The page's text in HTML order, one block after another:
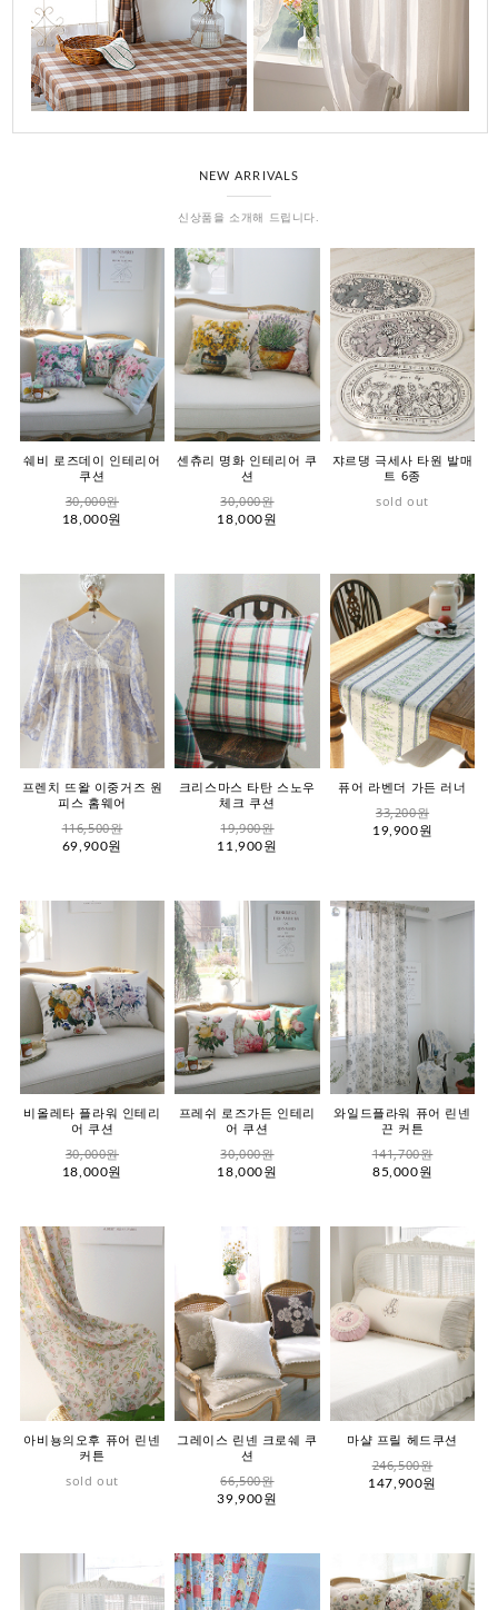
NEW ARRIVALS
신상품을 소개해 드립니다.
쉐비 로즈데이 인테리어
쿠션
30,000원
18,000원
센츄리 명화 인테리어 쿠
션
30,000원
18,000원
쟈르댕 극세사 타원 발매
트 6종
sold out
프렌치 뜨왈 이중거즈 원
피스 홈웨어
116,500원
69,900원
크리스마스 타탄 스노우
체크 쿠션
19,900원
11,900원
퓨어 라벤더 가든 러너
33,200원
19,900원
비올레타 플라워 인테리
어 쿠션
30,000원
18,000원
프레쉬 로즈가든 인테리
어 쿠션
30,000원
18,000원
와일드플라워 퓨어 린넨
끈 커튼
141,700원
85,000원
아비뇽의오후 퓨어 린넨
커튼
sold out
그레이스 린넨 크로쉐 쿠
션
66,500원
39,900원
마샬 프릴 헤드쿠션
246,500원
147,900원